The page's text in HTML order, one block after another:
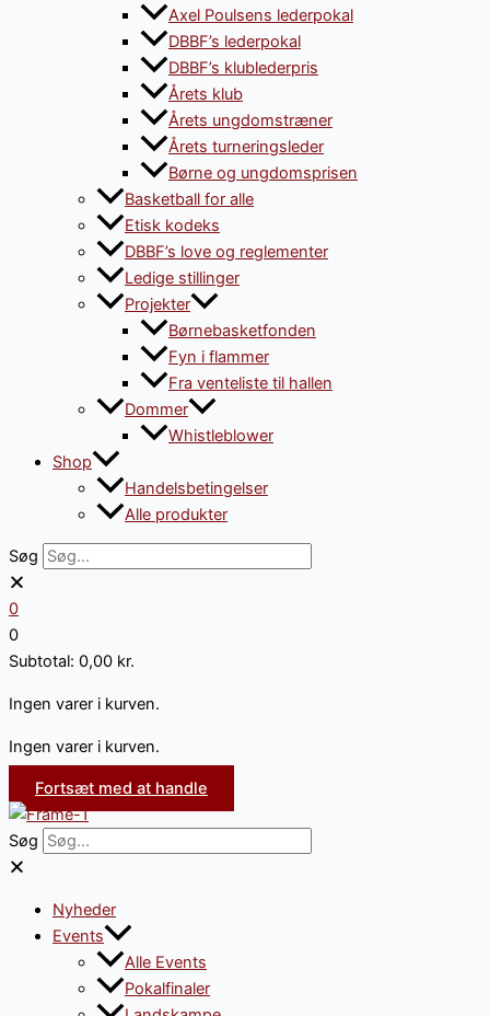
Axel Poulsens lederpokal
DBBF’s lederpokal
DBBF’s klublederpris
Årets klub
Årets ungdomstræner
Årets turneringsleder
Børne og ungdomsprisen
Basketball for alle
Etisk kodeks
DBBF’s love og reglementer
Ledige stillinger
Projekter
Børnebasketfonden
Fyn i flammer
Fra venteliste til hallen
Dommer
Whistleblower
Shop
Handelsbetingelser
Alle produkter
Søg
0
0
Subtotal: 0,00 kr.
Ingen varer i kurven.
Ingen varer i kurven.
Fortsæt med at handle
Søg
Nyheder
Events
Alle Events
Pokalfinaler